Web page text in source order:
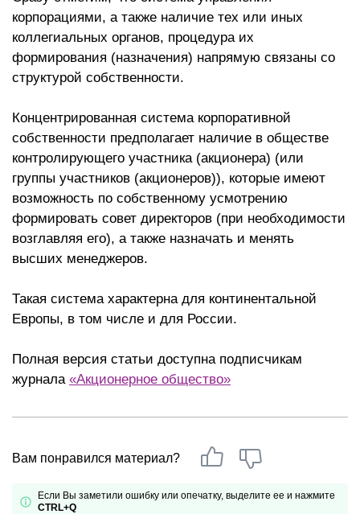
корпорациями, а также наличие тех или иных
коллегиальных органов, процедура их
формирования (назначения) напрямую связаны со
структурой собственности.
Концентрированная система корпоративной
собственности предполагает наличие в обществе
контролирующего участника (акционера) (или
группы участников (акционеров)), которые имеют
возможность по собственному усмотрению
формировать совет директоров (при необходимости
возглавляя его), а также назначать и менять
высших менеджеров.
Такая система характерна для континентальной
Европы, в том числе и для России.
Полная версия статьи доступна подписчикам
журнала «Акционерное общество»
Вам понравился материал?
Если Вы заметили ошибку или опечатку, выделите ее и нажмите
CTRL+Q